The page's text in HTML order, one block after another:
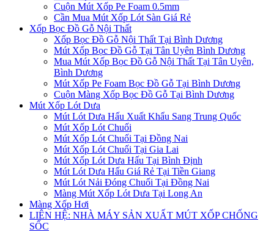
Cuộn Mút Xốp Pe Foam 0.5mm
Cần Mua Mút Xốp Lót Sàn Giá Rẻ
Xốp Bọc Đồ Gỗ Nội Thất
Xốp Bọc Đồ Gỗ Nội Thất Tại Bình Dương
Mút Xốp Bọc Đồ Gỗ Tại Tân Uyên Bình Dương
Mua Mút Xốp Bọc Đồ Gỗ Nội Thất Tại Tân Uyên,
Bình Dương
Mút Xốp Pe Foam Bọc Đồ Gỗ Tại Bình Dương
Cuộn Màng Xốp Bọc Đồ Gỗ Tại Bình Dương
Mút Xốp Lót Dưa
Mút Lót Dưa Hấu Xuất Khẩu Sang Trung Quốc
Mút Xốp Lót Chuối
Mút Xốp Lót Chuối Tại Đồng Nai
Mút Xốp Lót Chuối Tại Gia Lai
Mút Xốp Lót Dưa Hấu Tại Bình Định
Mút Lót Dưa Hấu Giá Rẻ Tại Tiền Giang
Mút Lót Nải Đóng Chuối Tại Đồng Nai
Màng Mút Xốp Lót Dưa Tại Long An
Màng Xốp Hơi
LIÊN HỆ: NHÀ MÁY SẢN XUẤT MÚT XỐP CHỐNG
SỐC